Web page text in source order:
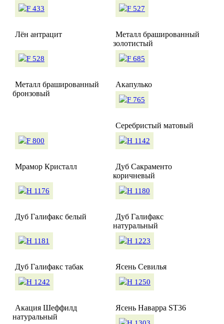
Лён антрацит
Металл брашированный
золотистый
Металл брашированный
бронзовый
Акапулько
Серебристый матовый
Мрамор Кристалл
Дуб Сакраменто
коричневый
Дуб Галифакс белый
Дуб Галифакс
натуральный
Дуб Галифакс табак Ясень Севилья
Акация Шеффилд
натуральный
Ясень Наварра ST36